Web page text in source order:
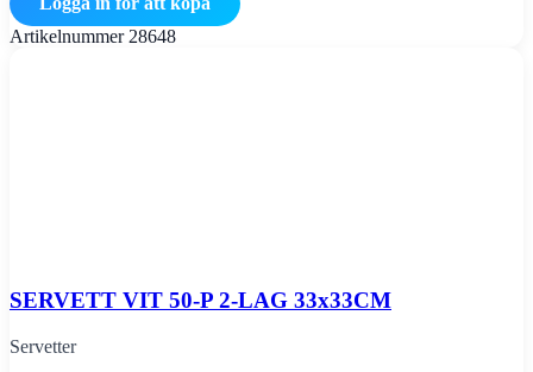
Artikelnummer 28648
SERVETT VIT 50-P 2-LAG 33x33CM
Servetter